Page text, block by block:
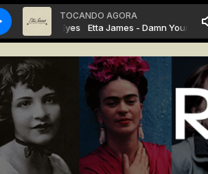
TOCANDO AGORA
Damn Your Eyes Etta James - Damn Your Eyes